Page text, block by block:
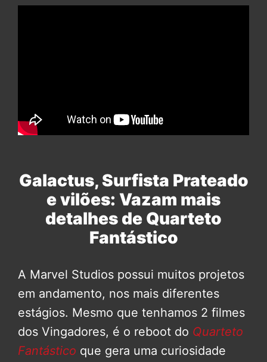
Galactus, Surfista Prateado
e vilões: Vazam mais
detalhes de Quarteto
Fantástico
A Marvel Studios possui muitos projetos
em andamento, nos mais diferentes
estágios. Mesmo que tenhamos 2 filmes
dos Vingadores, é o reboot do Quarteto
Fantástico que gera uma curiosidade